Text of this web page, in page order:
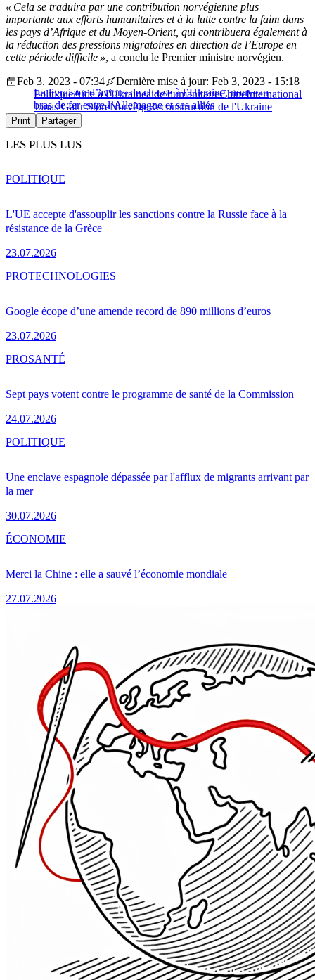
« Cela se traduira par une contribution norvégienne plus
importante aux efforts humanitaires et à la lutte contre la faim dans
les pays d’Afrique et du Moyen-Orient, qui contribuera également à
la réduction des pressions migratoires en direction de l’Europe en
cette période difficile », a conclu le Premier ministre norvégien.
La livraison d’avions de chasse à l’Ukraine, nouveau
bras de fer entre l’Allemagne et ses alliés
Feb 3, 2023 - 07:34
Dernière mise à jour: Feb 3, 2023 - 15:18
PolitiqueAide à l'Ukraineaide humanitaireChineInternational
Jonas Gahr StøreNorvègeReconstruction de l'Ukraine
Print Partager
LES PLUS LUS
L'UE accepte d'assouplir les sanctions contre la Russie face à la
résistance de la Grèce
23.07.2026
POLITIQUE
Google écope d’une amende record de 890 millions d’euros
23.07.2026
PROTECHNOLOGIES
Sept pays votent contre le programme de santé de la Commission
24.07.2026
PROSANTÉ
Une enclave espagnole dépassée par l'afflux de migrants arrivant par
la mer
30.07.2026
POLITIQUE
Merci la Chine : elle a sauvé l’économie mondiale
27.07.2026
ÉCONOMIE